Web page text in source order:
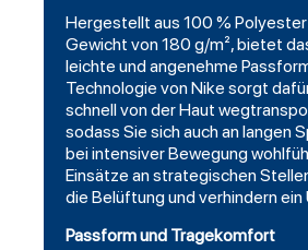
Hergestellt aus 100 %
Gewicht von 180 g/m², bietet
leichte und angenehme
Technologie von Nike sorgt
schnell von der Haut
sodass Sie sich auch an langen
bei intensiver Bewegung
Einsätze an strategischen
die Belüftung und verhindern ein
Passform und Tragekomfort